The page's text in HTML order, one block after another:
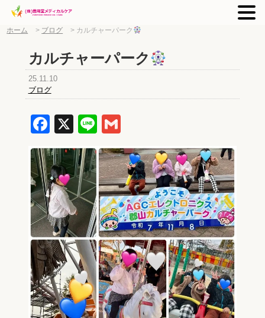
ホーム > ブログ > カルチャーパーク
カルチャーパーク
25.11.10
ブログ
Facebook
X Line